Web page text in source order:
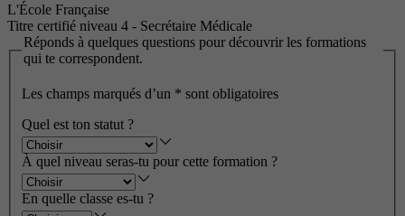
L'École Française
Titre certifié niveau 4 - Secrétaire Médicale
Réponds à quelques questions pour découvrir les formations
qui te correspondent.
Les champs marqués d’un * sont obligatoires
Quel est ton statut ?
À quel niveau seras-tu pour cette formation ?
En quelle classe es-tu ?